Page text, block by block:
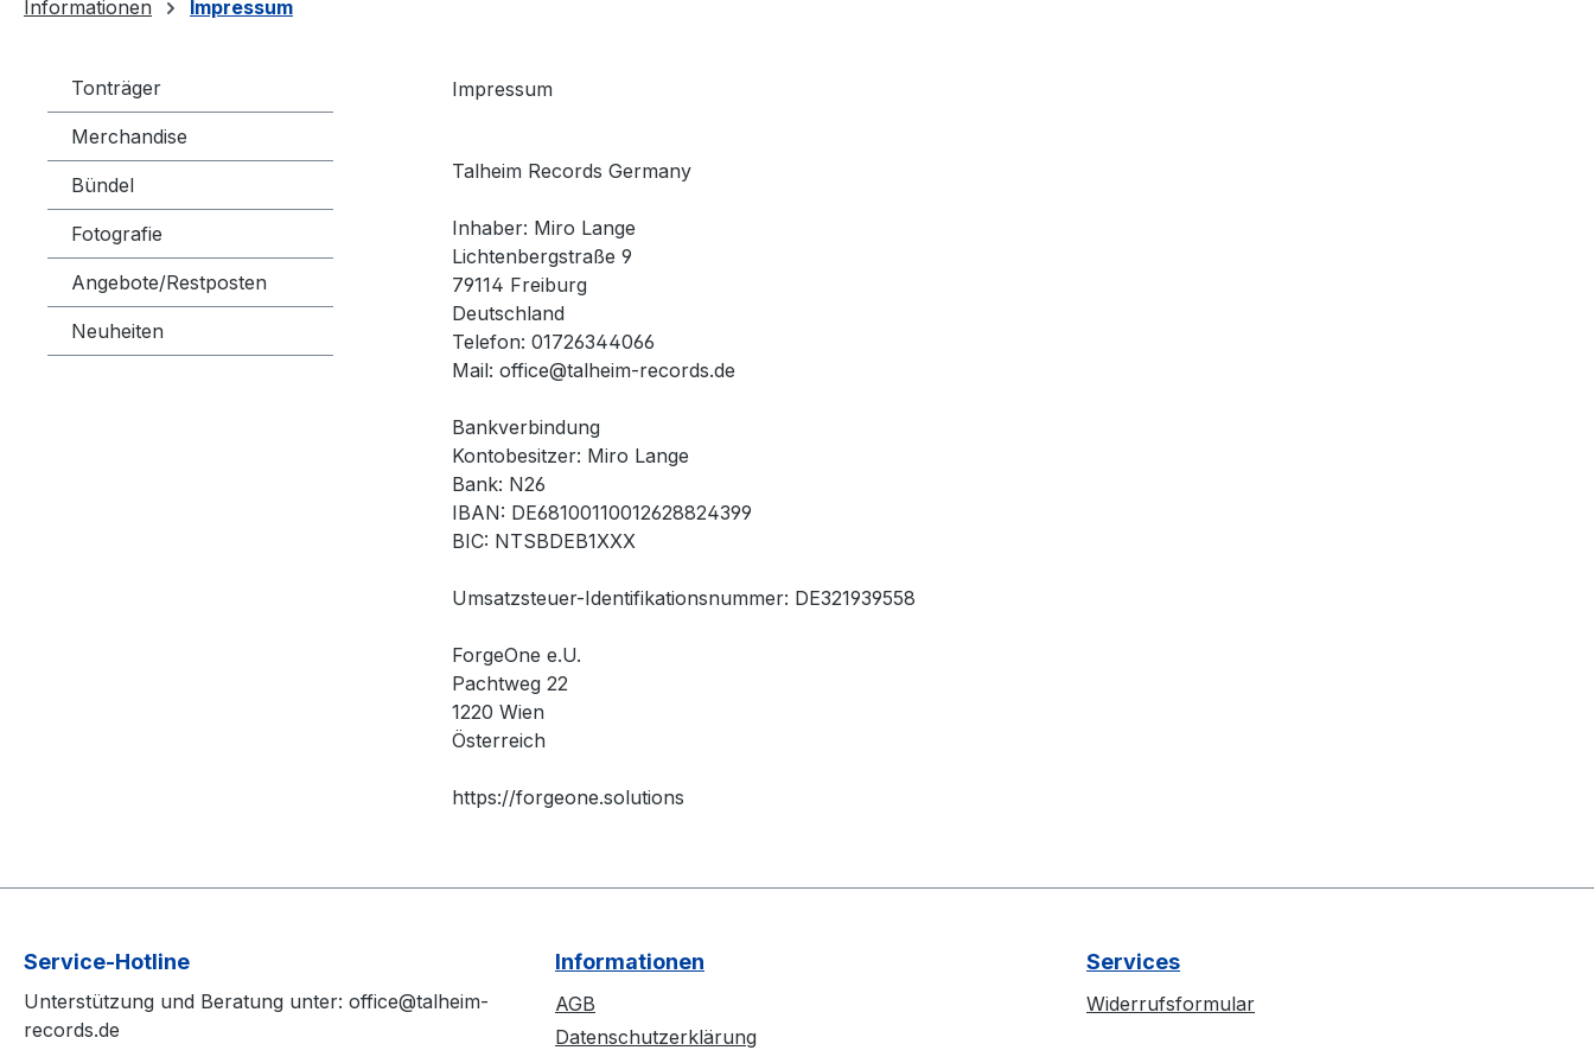
Informationen Impressum
Tonträger
Merchandise
Bündel
Fotografie
Angebote/Restposten
Neuheiten
Impressum
Talheim Records Germany
Inhaber: Miro Lange
Lichtenbergstraße 9
79114 Freiburg
Deutschland
Telefon: 01726344066
Mail: office@talheim-records.de
Bankverbindung
Kontobesitzer: Miro Lange
Bank: N26
IBAN: DE68100110012628824399
BIC: NTSBDEB1XXX
Umsatzsteuer-Identifikationsnummer: DE321939558
ForgeOne e.U.
Pachtweg 22
1220 Wien
Österreich
https://forgeone.solutions
Service-Hotline
Unterstützung und Beratung unter: office@talheim-
records.de
Informationen
AGB
Datenschutzerklärung
Services
Widerrufsformular